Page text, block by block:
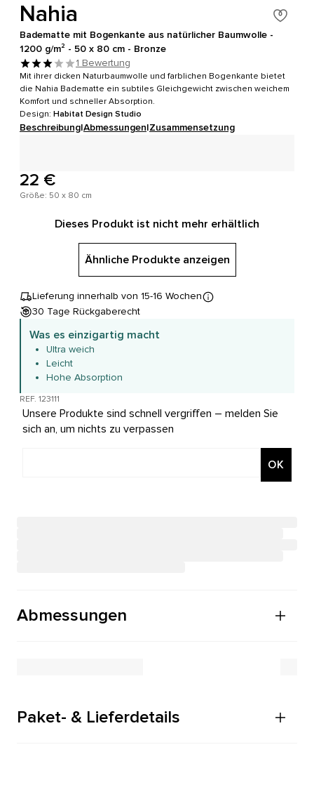
Nahia
Badematte mit Bogenkante aus natürlicher Baumwolle -
1200 g/m² - 50 x 80 cm - Bronze
1 Bewertung
Mit ihrer dicken Naturbaumwolle und farblichen Bogenkante bietet
die Nahia Badematte ein subtiles Gleichgewicht zwischen weichem
Komfort und schneller Absorption.
Design: Habitat Design Studio
Beschreibung|Abmessungen|Zusammensetzung
22 €
Größe: 50 x 80 cm
Dieses Produkt ist nicht mehr erhältlich
Ähnliche Produkte anzeigen
Lieferung innerhalb von 15-16 Wochen
30 Tage Rückgaberecht
Was es einzigartig macht
Ultra weich
Leicht
Hohe Absorption
REF. 123111
Unsere Produkte sind schnell vergriffen – melden Sie
sich an, um nichts zu verpassen
OK
Abmessungen
Paket- & Lieferdetails